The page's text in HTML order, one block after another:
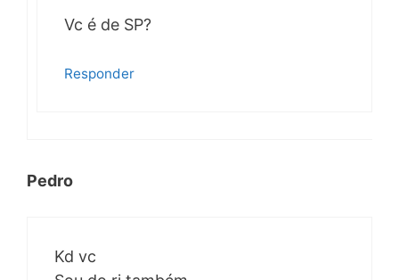
Vc é de SP?
Responder
Pedro
Kd vc